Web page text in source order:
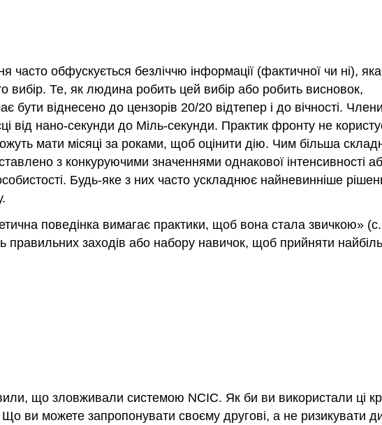
часто обфускується безліччю інформації (фактичної чи ні), яка
вибір. Те, як людина робить цей вибір або робить висновок,
віднесено до цензорів 20/20 відтепер і до вічності. Члени
від нано-секунди до Міль-секунди. Практик фронту не
мати місяці за роками, щоб оцінити дію. Чим більша
з конкуруючими значеннями однакової інтенсивності
Будь-яке з них часто ускладнює найневинніше
поведінка вимагає практики, щоб вона стала звичкою»
правильних заходів або набору навичок, щоб прийняти
що зловживали системою NCIC. Як би ви використали ці
ви можете запропонувати своєму другові, а не ризикувати